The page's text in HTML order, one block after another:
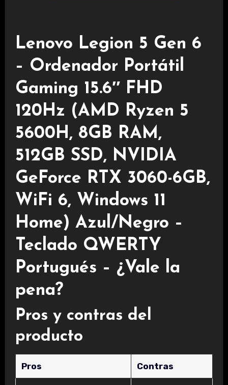
Lenovo Legion 5 Gen 6
– Ordenador Portátil
Gaming 15.6″ FHD
120Hz (AMD Ryzen 5
5600H, 8GB RAM,
512GB SSD, NVIDIA
GeForce RTX 3060-6GB,
WiFi 6, Windows 11
Home) Azul/Negro –
Teclado QWERTY
Portugués – ¿Vale la
pena?
Pros y contras del
producto
Pros Contras